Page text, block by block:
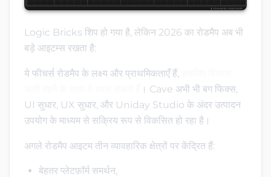
Logic Bricks शिप हो गया है, लेकिन 2026 का रोडमैप अब भी
बड़े आइटम्स रखता है:
ये फीचर्स रोडमैप के लक्ष्य और प्राथमिकताएँ हैं,
। Cave अभी भी बग फिक्स,
UI सुधार, UX सुधार, और Uniday Studio के अंदर उत्पादन
उपयोग के माध्यम से सक्रिय रूप से विकसित हो रहा है।
अगले रोडमैप आइटम तीन व्यावहारिक क्षेत्रों पर केंद्रित हैं:
बेहतर प्लेटफ़ॉर्म समर्थन,